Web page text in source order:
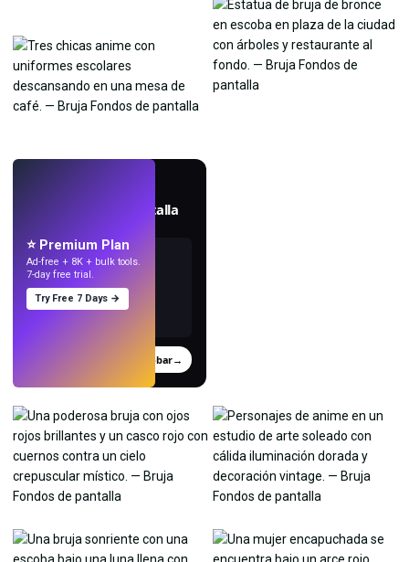
Crea fondos de pantalla
Probar→
⭐ Premium Plan
Ad-free + 8K + bulk tools.
7-day free trial.
Try Free 7 Days →